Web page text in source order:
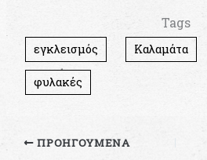
Tags
εγκλεισμός Καλαμάτα
φυλακές
ΠΡΟΗΓΟΎΜΕΝΑ